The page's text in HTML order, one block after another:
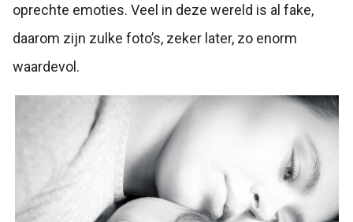
oprechte emoties. Veel in deze wereld is al fake,
daarom zijn zulke foto’s, zeker later, zo enorm
waardevol.